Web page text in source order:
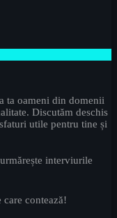
ta oameni din domenii
Discutăm deschis
utile pentru tine și
interviurile
contează!